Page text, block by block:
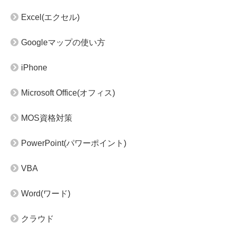
Excel(エクセル)
Googleマップの使い方
iPhone
Microsoft Office(オフィス)
MOS資格対策
PowerPoint(パワーポイント)
VBA
Word(ワード)
クラウド